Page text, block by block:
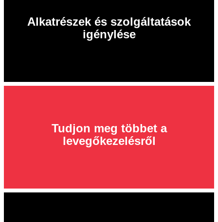
Alkatrészek és szolgáltatások
igénylése
Tudjon meg többet a
levegőkezelésről